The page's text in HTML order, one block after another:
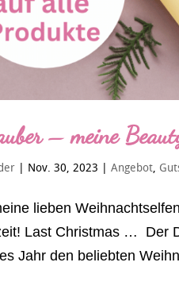
– meine
| Nov. 30, 2023 |Angebot,
lieben
Last Christmas … Der
Jahr den beliebten